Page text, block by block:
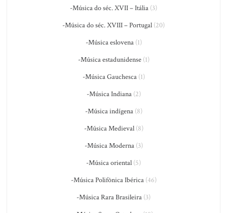
-Música do séc. XVII – Itália (3)
-Música do séc. XVIII – Portugal (20)
-Música eslovena(1)
-Música estadunidense(1)
-Música Gauchesca(1)
-Música Indiana(2)
-Música indígena(8)
-Música Medieval(8)
-Música Moderna(3)
-Música oriental (5)
-Música Polifônica Ibérica(46)
-Música Rara Brasileira (3)